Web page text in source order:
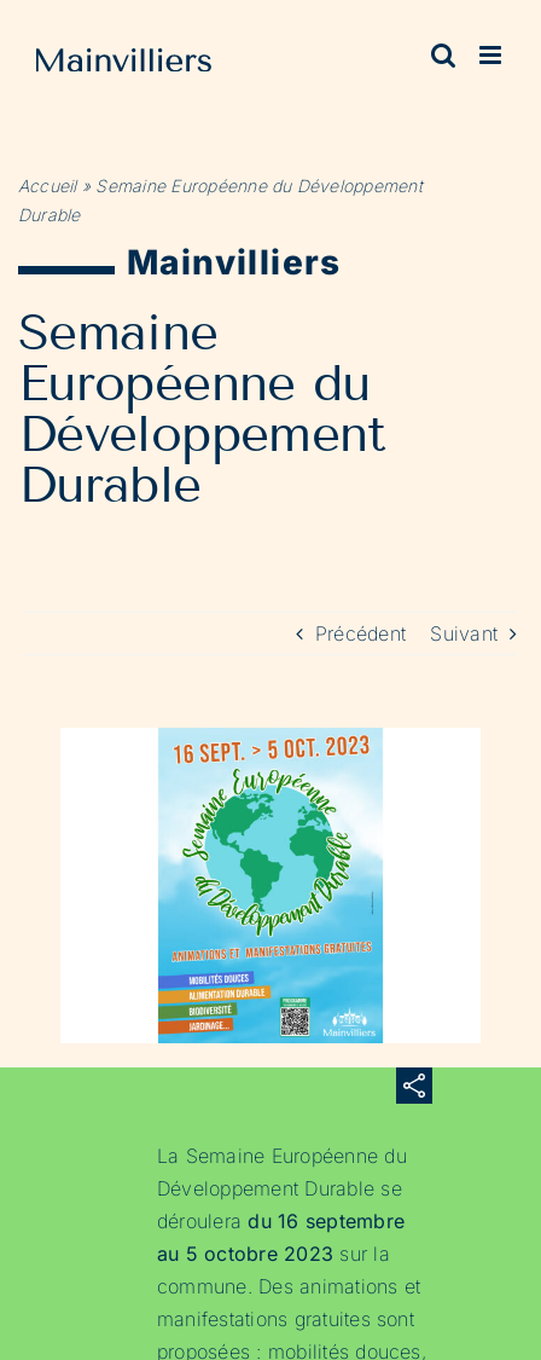
contenu
Accueil» Semaine Européenne du Développement
Durable
Mainvilliers
Semaine
Européenne du
Développement
Durable
Précédent Suivant
La Semaine Européenne du
Développement Durable se
dérouleradu 16 septembre
au 5 octobre 2023 sur la
commune. Des animations et
manifestations gratuites sont
proposées : mobilités douces,